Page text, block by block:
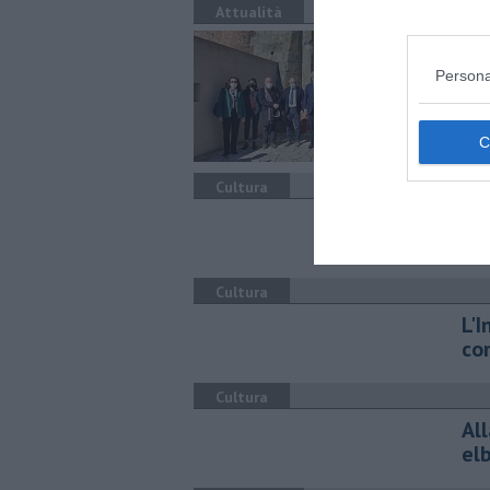
Attualità
Cultura
Cultura
Cultura